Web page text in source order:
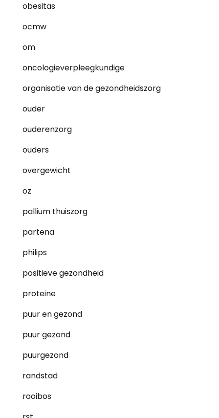
obesitas
ocmw
om
oncologieverpleegkundige
organisatie van de gezondheidszorg
ouder
ouderenzorg
ouders
overgewicht
oz
pallium thuiszorg
partena
philips
positieve gezondheid
proteine
puur en gezond
puur gezond
puurgezond
randstad
rooibos